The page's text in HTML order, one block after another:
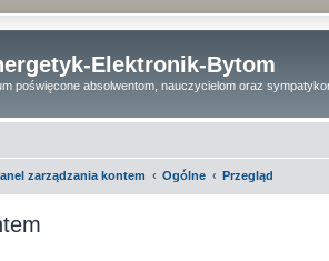
Elektronik-Bytom
poświęcone absolwentom, nauczycielom oraz
zarządzania kontem Ogólne Przegląd